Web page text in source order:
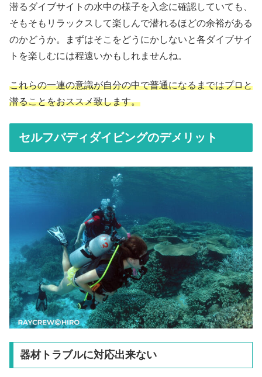
潜るダイブサイトの水中の様子を入念に確認していても、
そもそもリラックスして楽しんで潜れるほどの余裕がある
のかどうか。まずはそこをどうにかしないと各ダイブサイ
トを楽しむには程遠いかもしれませんね。
これらの一連の意識が自分の中で普通になるまではプロと
潜ることをおススメ致します。
セルフバディダイビングのデメリット
器材トラブルに対応出来ない